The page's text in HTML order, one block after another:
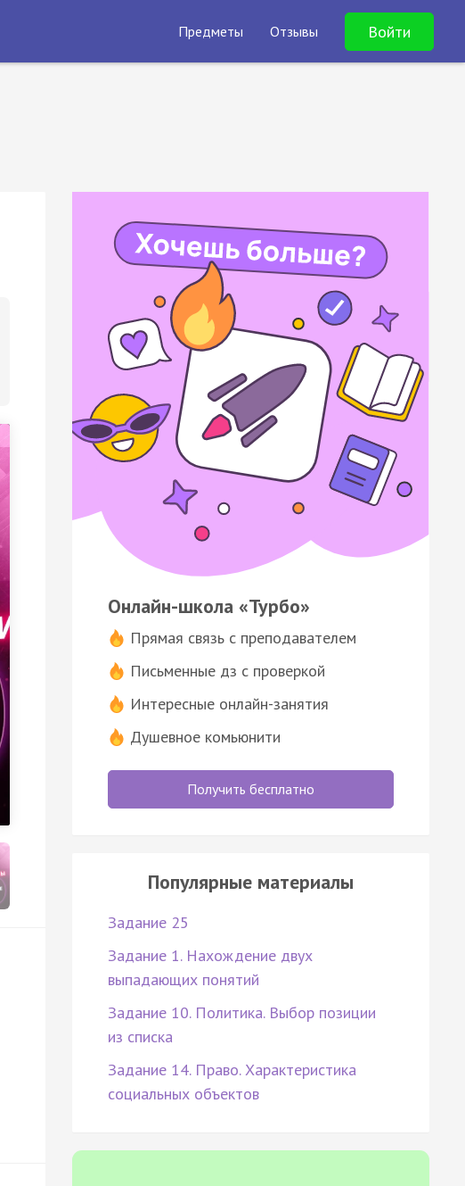
Предметы Отзывы Войти
Онлайн-школа «Турбо»
Прямая связь с преподавателем
Письменные дз с проверкой
Интересные онлайн-занятия
Душевное комьюнити
Получить бесплатно
Популярные материалы
Задание 25
Задание 1. Нахождение двух
выпадающих понятий
Задание 10. Политика. Выбор позиции
из списка
Задание 14. Право. Характеристика
социальных объектов